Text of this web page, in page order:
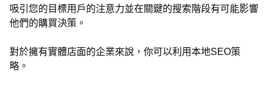
吸引您的目標用戶的注意力並在關鍵的搜索階段有可能影響
他們的購買決策。
對於擁有實體店面的企業來說，你可以利用本地SEO策
略。